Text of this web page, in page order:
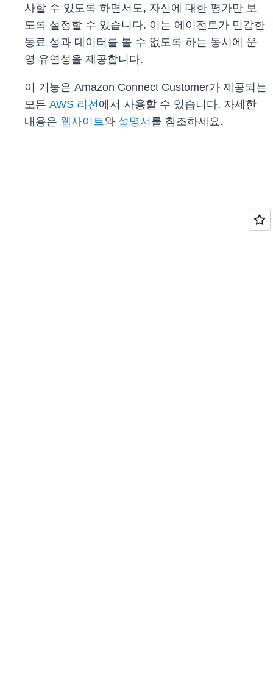
사할 수 있도록 하면서도, 자신에 대한 평가만 보
도록 설정할 수 있습니다. 이는 에이전트가 민감한
동료 성과 데이터를 볼 수 없도록 하는 동시에 운
영 유연성을 제공합니다.
이 기능은 Amazon Connect Customer가 제공되는
모든 AWS 리전에서 사용할 수 있습니다. 자세한
내용은 웹사이트와 설명서 를 참조하세요.